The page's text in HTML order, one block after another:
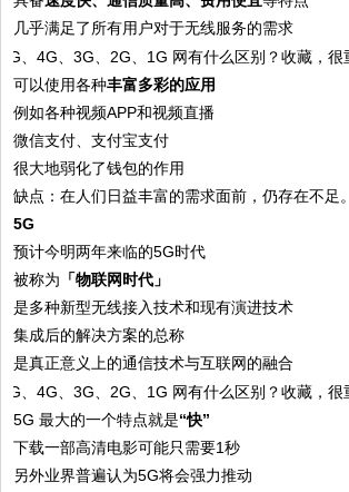
几乎满足了所有用户对于无线服务的需求
可以使用各种丰富多彩的应用
例如各种视频APP和视频直播
微信支付、支付宝支付
很大地弱化了钱包的作用
缺点：在人们日益丰富的需求面前，仍存在不足。
5G
预计今明两年来临的5G时代
被称为 「物联网时代」
是多种新型无线接入技术和现有演进技术
集成后的解决方案的总称
是真正意义上的通信技术与互联网的融合
5G 最大的一个特点就是“快”
下载一部高清电影可能只需要1秒
另外业界普遍认为5G将会强力推动